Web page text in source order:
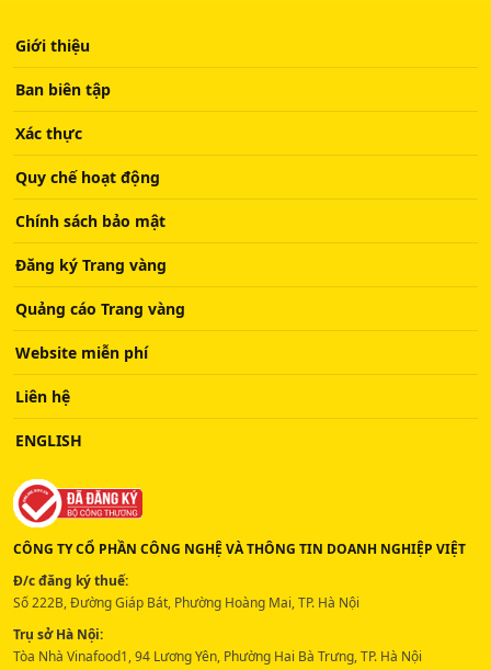
Giới thiệu
Ban biên tập
Xác thực
Quy chế hoạt động
Chính sách bảo mật
Đăng ký Trang vàng
Quảng cáo Trang vàng
Website miễn phí
Liên hệ
ENGLISH
CÔNG TY CỔ PHẦN CÔNG NGHỆ VÀ THÔNG TIN DOANH NGHIỆP VIỆT
Đ/c đăng ký thuế:
Số 222B, Đường Giáp Bát, Phường Hoàng Mai, TP. Hà Nội
Trụ sở Hà Nội:
Tòa Nhà Vinafood1, 94 Lương Yên, Phường Hai Bà Trưng, TP. Hà Nội